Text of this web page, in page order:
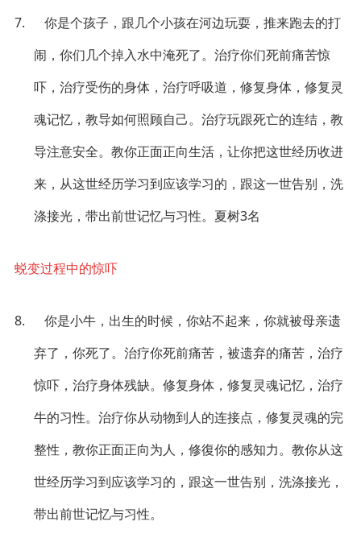
7. 你是个孩子，跟几个小孩在河边玩耍，推来跑去的打
闹，你们几个掉入水中淹死了。治疗你们死前痛苦惊
吓，治疗受伤的身体，治疗呼吸道，修复身体，修复灵
魂记忆，教导如何照顾自己。治疗玩跟死亡的连结，教
导注意安全。教你正面正向生活，让你把这世经历收进
来，从这世经历学习到应该学习的，跟这一世告别，洗
涤接光，带出前世记忆与习性。夏树3名
蜕变过程中的惊吓
8. 你是小牛，出生的时候，你站不起来，你就被母亲遗
弃了，你死了。治疗你死前痛苦，被遗弃的痛苦，治疗
惊吓，治疗身体残缺。修复身体，修复灵魂记忆，治疗
牛的习性。治疗你从动物到人的连接点，修复灵魂的完
整性，教你正面正向为人，修復你的感知力。教你从这
世经历学习到应该学习的，跟这一世告别，洗涤接光，
带出前世记忆与习性。